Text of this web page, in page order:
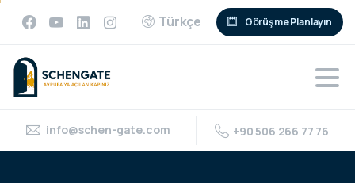
Türkçe Görüşme Planlayın
info@schen-gate.com +90 506 266 77 76